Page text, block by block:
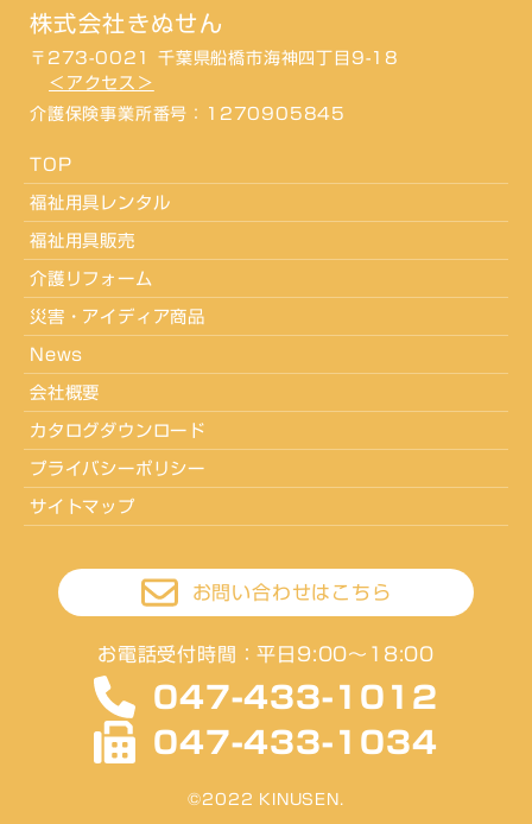
株式会社きぬせん
〒273-0021 千葉県船橋市海神四丁目9-18
＜アクセス＞
介護保険事業所番号：1270905845
TOP
福祉用具レンタル
福祉用具販売
介護リフォーム
災害・アイディア商品
News
会社概要
カタログダウンロード
プライバシーポリシー
サイトマップ
お問い合わせはこちら
お電話受付時間：平日9:00〜18:00
047-433-1012
047-433-1034
©︎2022 KINUSEN.